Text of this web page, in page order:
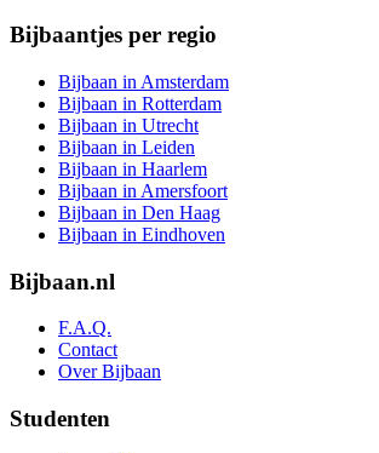
Bijbaantjes per regio
Bijbaan in Amsterdam
Bijbaan in Rotterdam
Bijbaan in Utrecht
Bijbaan in Leiden
Bijbaan in Haarlem
Bijbaan in Amersfoort
Bijbaan in Den Haag
Bijbaan in Eindhoven
Bijbaan.nl
F.A.Q.
Contact
Over Bijbaan
Studenten